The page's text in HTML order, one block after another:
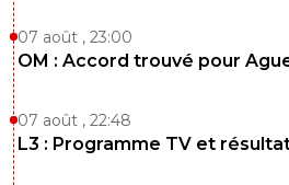
07 août , 23:00
OM : Accord trouvé pour
07 août , 22:48
L3 : Programme TV et